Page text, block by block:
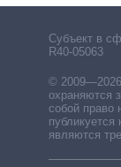
Субъект в
R40-05063
© 2009—2026
охраняются
собой право
публикуется
являются